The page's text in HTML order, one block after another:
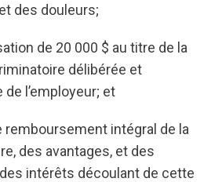
des douleurs;
de 20 000 $ au titre de la
délibérée et
l’employeur; et
remboursement intégral de la
des avantages, et des
intérêts découlant de cette